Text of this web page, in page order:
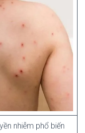
nhiễm phổ biến